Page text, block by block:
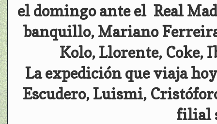
el domingo ante el Real
banquillo, Mariano
Kolo, Llorente, Coke,
La expedición que viaja
Escudero, Luismi,
filial